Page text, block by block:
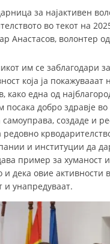
за најактивен
во текот на
Анастасов, волонтер
им се заблагодари
која ја покажувааат
како една од
посака добро здравје
самоуправа, создаде и
редовно
и институции да
пример за хуманост
и дека овие активности
и унапредуваат.